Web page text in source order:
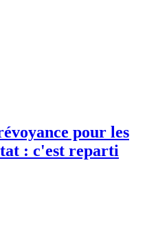
pour les
: c'est reparti